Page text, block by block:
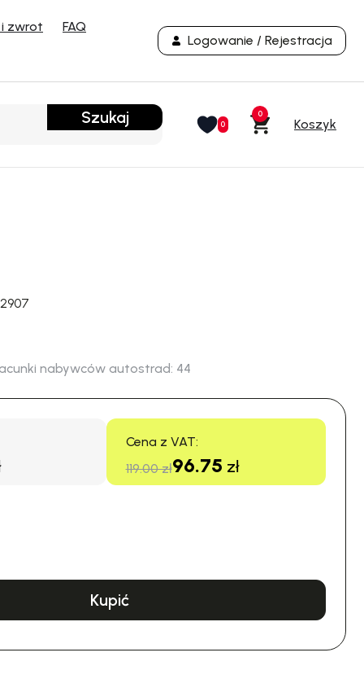
zwrot
FAQ
Logowanie / Rejestracja
Szukaj 0
0
nabywców autostrad: 44
Cena z VAT:
119.00 zł96.75 zł
Kupić